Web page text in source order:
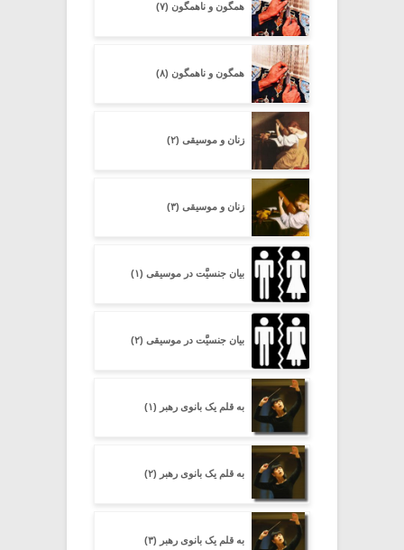
همگون و ناهمگون (۷)
همگون و ناهمگون (۸)
زنان و موسیقی (۲)
زنان و موسیقی (۳)
بیان جنسیَّت در موسیقی (۱)
بیان جنسیَّت در موسیقی (۲)
به قلم یک بانوی رهبر (۱)
به قلم یک بانوی رهبر (۲)
به قلم یک بانوی رهبر (۳)